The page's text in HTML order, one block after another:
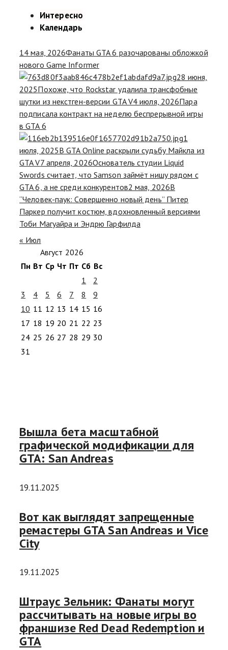
Интересно
Календарь
14 мая, 2026Фанаты GTA 6 разочарованы обложкой
нового Game Informer
28 июня,
2025Похоже, что Rockstar удалила трансфобные
шутки из некстген-версии GTA V4 июля, 2026Пара
подписала контракт на неделю беспрерывной игры
в GTA 6
1
июля, 2025В GTA Online раскрыли судьбу Майкла из
GTA V7 апреля, 2026Основатель студии Liquid
Swords считает, что Samson займёт нишу рядом с
GTA 6, а не среди конкурентов2 мая, 2026В
“Человек-паук: Совершенно новый день” Питер
Паркер получит костюм, вдохновленный версиями
Тоби Магуайра и Эндрю Гарфилда
« Июл
Август 2026
Пн Вт Ср Чт Пт Сб Вс
1
2
3
4 5 6 7 8
9
10 11 12 13 14 15 16
17 18 19 20 21 22 23
24 25 26 27 28 29 30
31
Вышла бета масштабной
графической модификации для
GTA: San Andreas
19.11.2025
Вот как выглядят запрещенные
ремастеры GTA San Andreas и Vice
City
19.11.2025
Штраус Зельник: Фанаты могут
рассчитывать на новые игры во
франшизе Red Dead Redemption и
GTA